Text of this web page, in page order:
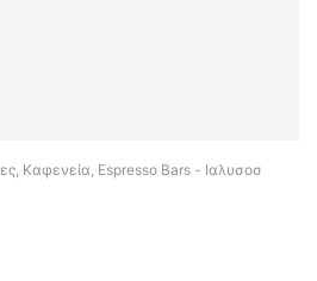
Καφενεία, Espresso Bars - Ιαλυσοσ